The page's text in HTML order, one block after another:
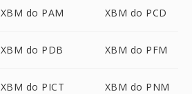
XBM do PAM XBM do PCD
XBM do PDB XBM do PFM
XBM do PICT XBM do PNM